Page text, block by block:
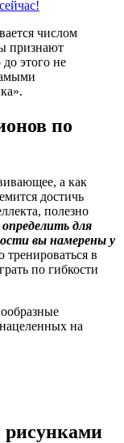
числом
признают
этого не
по
а как
достичь
полезно
для
вы намерены у
в
по гибкости
на